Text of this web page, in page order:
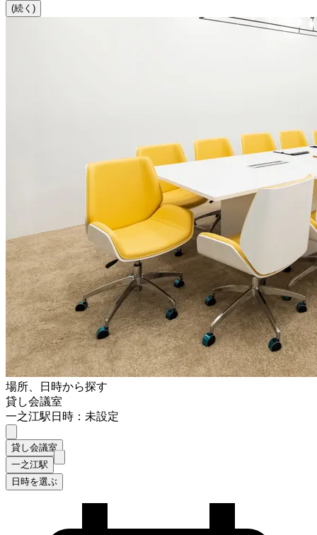
(続く)
場所、日時から探す
貸し会議室
一之江駅日時：未設定
貸し会議室
一之江駅
日時を選ぶ